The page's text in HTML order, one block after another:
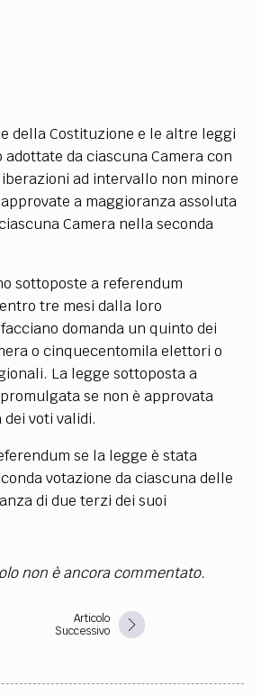
della Costituzione e le altre leggi
da ciascuna Camera con
ad intervallo non minore
a maggioranza assoluta
Camera nella seconda
sottoposte a referendum
tre mesi dalla loro
domanda un quinto dei
o cinquecentomila elettori o
La legge sottoposta a
se non è approvata
voti validi.
se la legge è stata
votazione da ciascuna delle
di due terzi dei suoi
non è ancora commentato.
Articolo
Successivo